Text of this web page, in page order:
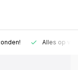
Alles op